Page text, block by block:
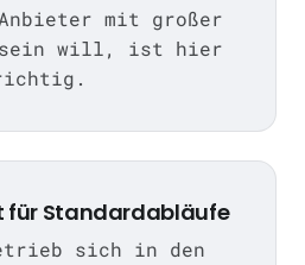
mit großer
sein will, ist hier
für Standardabläufe
sich in den